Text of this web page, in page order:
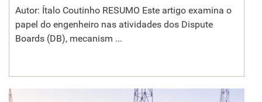
Autor: Ítalo Coutinho RESUMO Este artigo examina o
papel do engenheiro nas atividades dos Dispute
Boards (DB), mecanism ...